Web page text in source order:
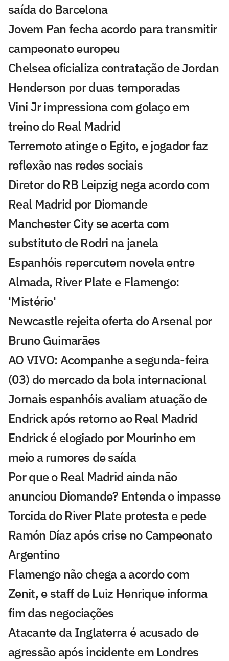
saída do Barcelona
Jovem Pan fecha acordo para transmitir
campeonato europeu
Chelsea oficializa contratação de Jordan
Henderson por duas temporadas
Vini Jr impressiona com golaço em
treino do Real Madrid
Terremoto atinge o Egito, e jogador faz
reflexão nas redes sociais
Diretor do RB Leipzig nega acordo com
Real Madrid por Diomande
Manchester City se acerta com
substituto de Rodri na janela
Espanhóis repercutem novela entre
Almada, River Plate e Flamengo:
'Mistério'
Newcastle rejeita oferta do Arsenal por
Bruno Guimarães
AO VIVO: Acompanhe a segunda-feira
(03) do mercado da bola internacional
Jornais espanhóis avaliam atuação de
Endrick após retorno ao Real Madrid
Endrick é elogiado por Mourinho em
meio a rumores de saída
Por que o Real Madrid ainda não
anunciou Diomande? Entenda o impasse
Torcida do River Plate protesta e pede
Ramón Díaz após crise no Campeonato
Argentino
Flamengo não chega a acordo com
Zenit, e staff de Luiz Henrique informa
fim das negociações
Atacante da Inglaterra é acusado de
agressão após incidente em Londres